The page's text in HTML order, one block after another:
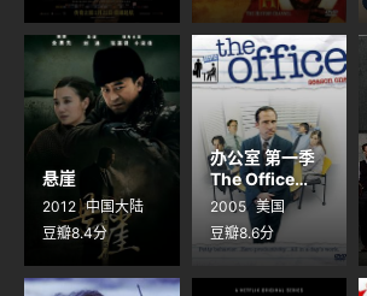
悬崖
2012 中国大陆
豆瓣8.4分
办公室 第一季
The Office
Season 1
2005 美国
豆瓣8.6分